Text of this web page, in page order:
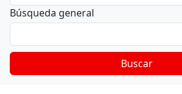
Búsqueda general
Buscar